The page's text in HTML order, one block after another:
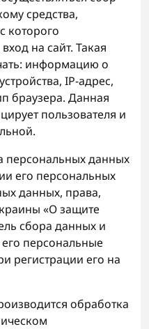
средства,
которого
на сайт. Такая
информацию о
IP-адрес,
браузера. Данная
пользователя и
персональных данных
его персональных
данных, права,
«О защите
сбора данных и
персональные
регистрации его на
обработка